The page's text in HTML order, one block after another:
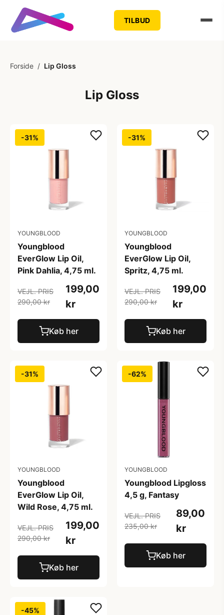
TILBUD
Forside / Lip Gloss
Lip Gloss
-31%
YOUNGBLOOD
Youngblood
EverGlow Lip Oil,
Pink Dahlia, 4,75 ml.
VEJL. PRIS
290,00 kr
199,00
kr
Køb her
-31%
YOUNGBLOOD
Youngblood
EverGlow Lip Oil,
Spritz, 4,75 ml.
VEJL. PRIS
290,00 kr
199,00
kr
Køb her
-31%
YOUNGBLOOD
Youngblood
EverGlow Lip Oil,
Wild Rose, 4,75 ml.
VEJL. PRIS
290,00 kr
199,00
kr
Køb her
-62%
YOUNGBLOOD
Youngblood Lipgloss
4,5 g, Fantasy
VEJL. PRIS
235,00 kr
89,00
kr
Køb her
-45%